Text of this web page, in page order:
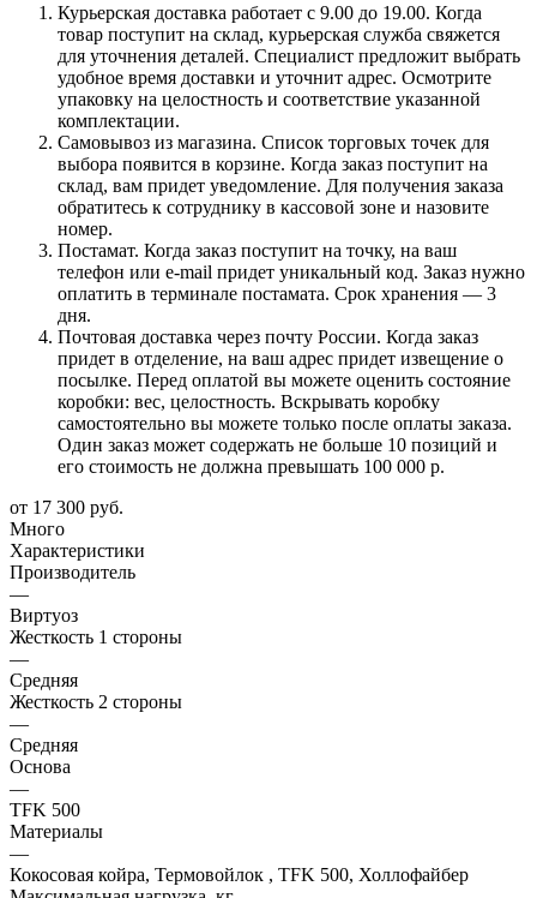
Курьерская доставка работает с 9.00 до 19.00. Когда
товар поступит на склад, курьерская служба свяжется
для уточнения деталей. Специалист предложит выбрать
удобное время доставки и уточнит адрес. Осмотрите
упаковку на целостность и соответствие указанной
комплектации.
Самовывоз из магазина. Список торговых точек для
выбора появится в корзине. Когда заказ поступит на
склад, вам придет уведомление. Для получения заказа
обратитесь к сотруднику в кассовой зоне и назовите
номер.
Постамат. Когда заказ поступит на точку, на ваш
телефон или e-mail придет уникальный код. Заказ нужно
оплатить в терминале постамата. Срок хранения — 3
дня.
Почтовая доставка через почту России. Когда заказ
придет в отделение, на ваш адрес придет извещение о
посылке. Перед оплатой вы можете оценить состояние
коробки: вес, целостность. Вскрывать коробку
самостоятельно вы можете только после оплаты заказа.
Один заказ может содержать не больше 10 позиций и
его стоимость не должна превышать 100 000 р.
от 17 300 руб.
Много
Характеристики
Производитель
—
Виртуоз
Жесткость 1 стороны
—
Средняя
Жесткость 2 стороны
—
Средняя
Основа
—
TFK 500
Материалы
—
Кокосовая койра, Термовойлок , TFK 500, Холлофайбер